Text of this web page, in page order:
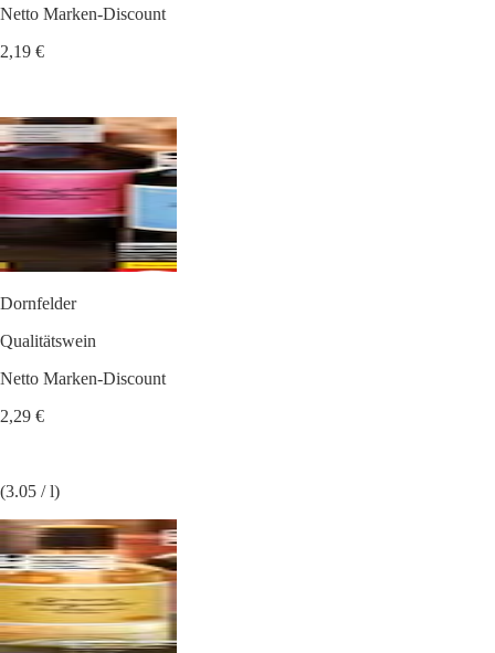
Netto Marken-Discount
2,19 €
Dornfelder
Qualitätswein
Netto Marken-Discount
2,29 €
(3.05 / l)